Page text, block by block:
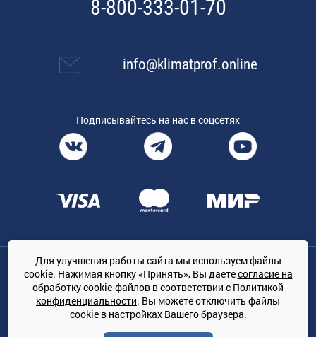
8-800-333-01-70
info@klimatprof.online
Подписывайтесь на нас в соцсетях
Общество с ограниченной ответственностью «ТРЕЙДКОН», ОГРН:
1167847364079, 197022, г. Санкт-Петербург, проспект Медиков, 7
КЛИМАТПРОФ.ONLINE - оптовая продажа кондиционеров и
климатической техники на территории РФ
© Сайт принадлежит ООО «ТРЕЙДКОН»
Для улучшения работы сайта мы используем файлы
cookie. Нажимая кнопку «Принять», Вы даетесогласие на
обработку cookie-файлов в соответствии с Политикой
конфиденциальности. Вы можете отключить файлы
cookie в настройках Вашего браузера.